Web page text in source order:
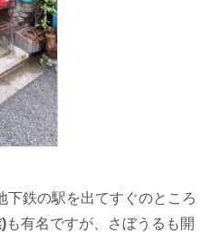
下鉄の駅を出てすぐのところ
も有名ですが、さぼうるも開